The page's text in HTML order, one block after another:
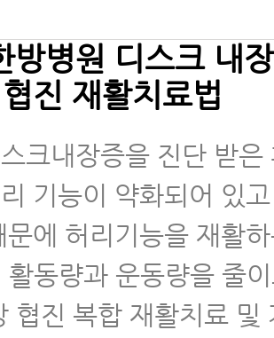
방병원 디스크 내
진 재활치료법
크내장증을 진단 받은
기능이 약화되어 있
문에 허리기능을 재활
활동량과 운동량을 줄
협진 복합 재활치료 및